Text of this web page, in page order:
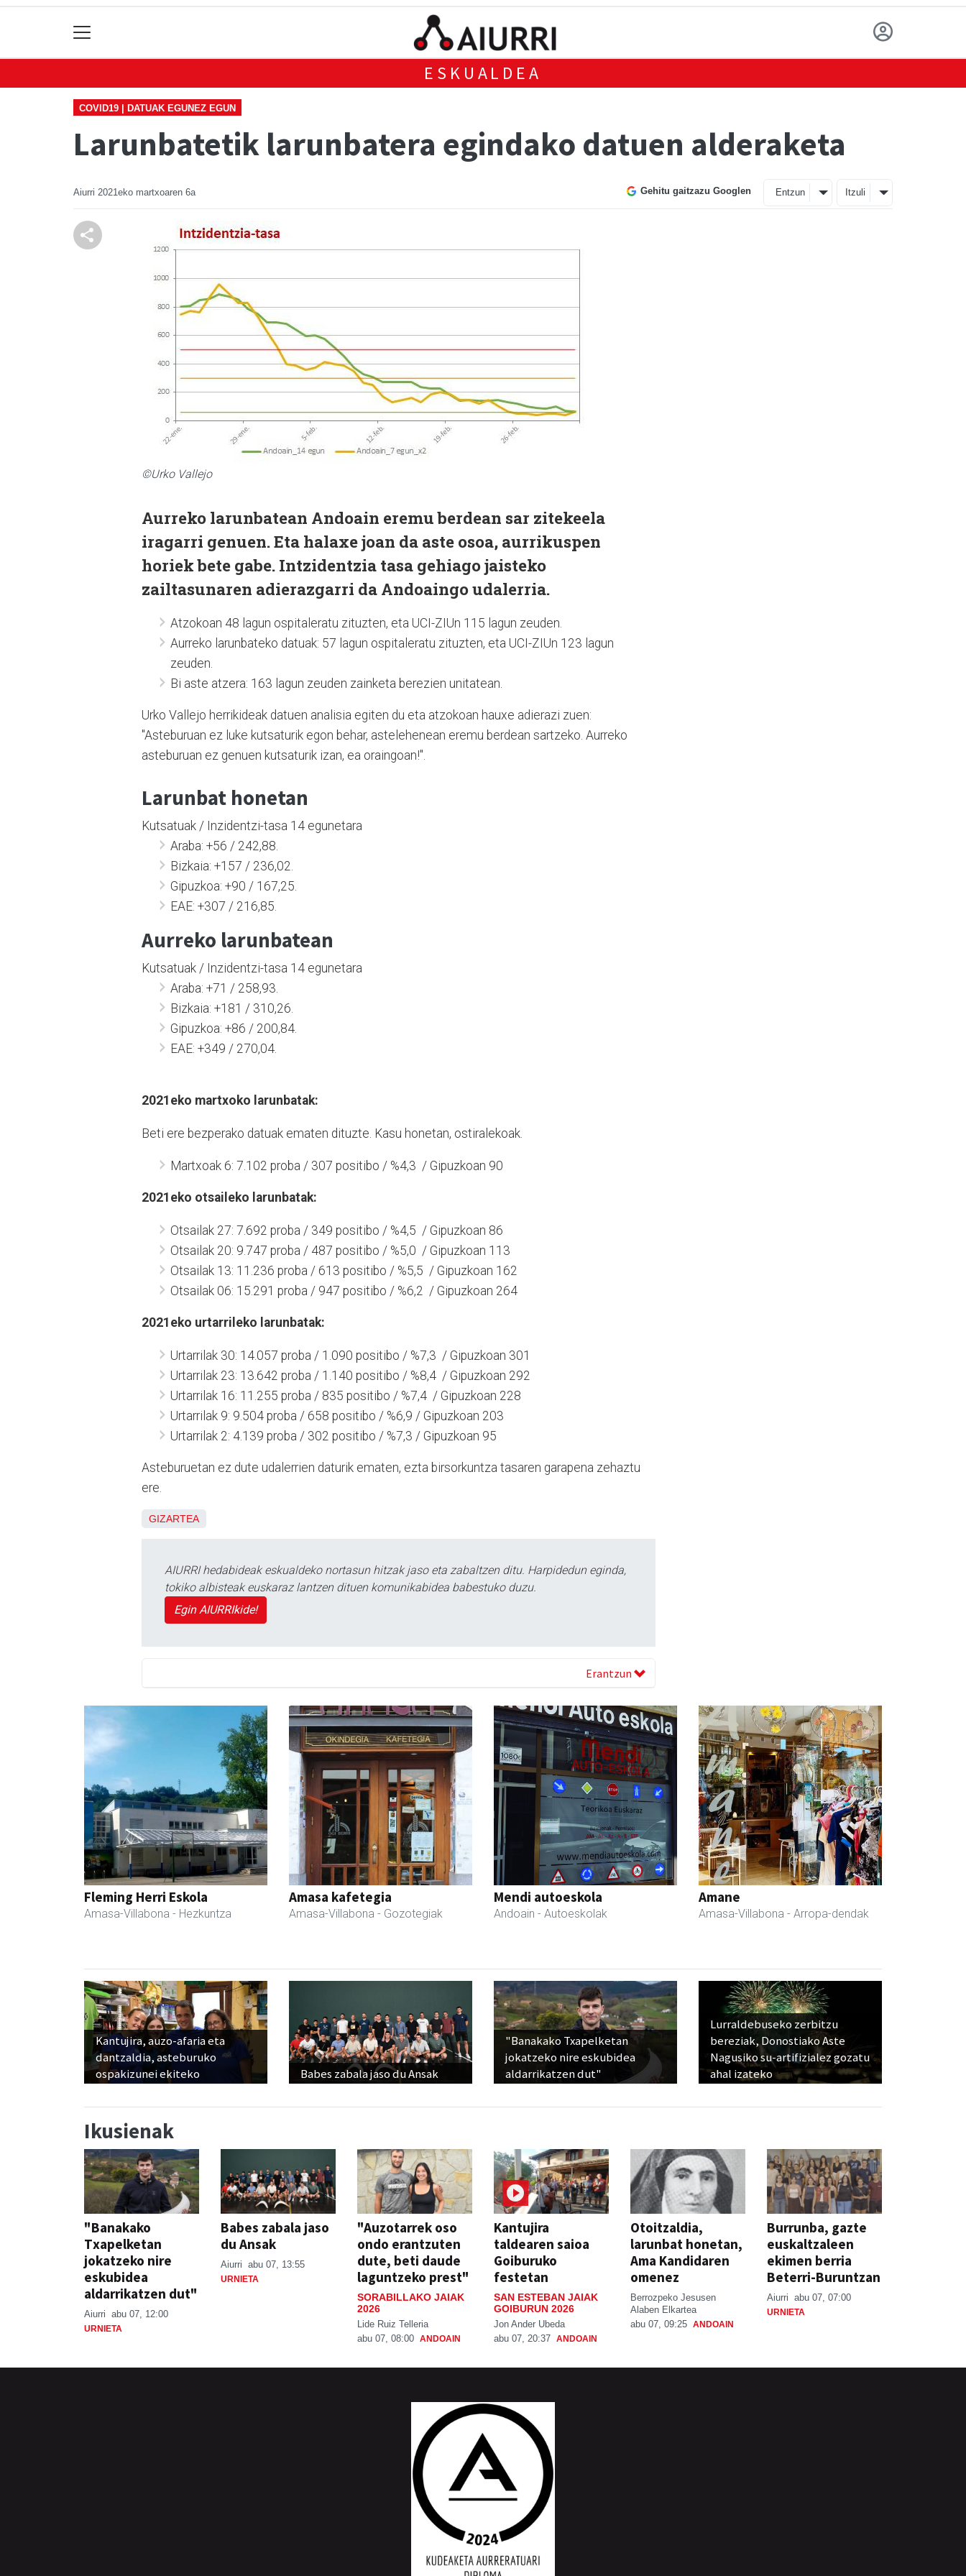
ESKUALDEA
COVID19 | DATUAK EGUNEZ EGUN
Larunbatetik larunbatera egindako datuen alderaketa
Aiurri 2021eko martxoaren 6a Gehitu gaitzazu Googlen Entzun Itzuli
©Urko Vallejo
Aurreko larunbatean Andoain eremu berdean sar zitekeela
iragarri genuen. Eta halaxe joan da aste osoa, aurrikuspen
horiek bete gabe. Intzidentzia tasa gehiago jaisteko
zailtasunaren adierazgarri da Andoaingo udalerria.
Atzokoan 48 lagun ospitaleratu zituzten, eta UCI-ZIUn 115 lagun zeuden.
Aurreko larunbateko datuak: 57 lagun ospitaleratu zituzten, eta UCI-ZIUn 123 lagun
zeuden.
Bi aste atzera: 163 lagun zeuden zainketa berezien unitatean.
Urko Vallejo herrikideak datuen analisia egiten du eta atzokoan hauxe adierazi zuen:
"Asteburuan ez luke kutsaturik egon behar, astelehenean eremu berdean sartzeko. Aurreko
asteburuan ez genuen kutsaturik izan, ea oraingoan!".
Larunbat honetan
Kutsatuak / Inzidentzi-tasa 14 egunetara
Araba: +56 / 242,88.
Bizkaia: +157 / 236,02.
Gipuzkoa: +90 / 167,25.
EAE: +307 / 216,85.
Aurreko larunbatean
Kutsatuak / Inzidentzi-tasa 14 egunetara
Araba: +71 / 258,93.
Bizkaia: +181 / 310,26.
Gipuzkoa: +86 / 200,84.
EAE: +349 / 270,04.
2021eko martxoko larunbatak:
Beti ere bezperako datuak ematen dituzte. Kasu honetan, ostiralekoak.
Martxoak 6: 7.102 proba / 307 positibo / %4,3 / Gipuzkoan 90
2021eko otsaileko larunbatak:
Otsailak 27: 7.692 proba / 349 positibo / %4,5 / Gipuzkoan 86
Otsailak 20: 9.747 proba / 487 positibo / %5,0 / Gipuzkoan 113
Otsailak 13: 11.236 proba / 613 positibo / %5,5 / Gipuzkoan 162
Otsailak 06: 15.291 proba / 947 positibo / %6,2 / Gipuzkoan 264
2021eko urtarrileko larunbatak:
Urtarrilak 30: 14.057 proba / 1.090 positibo / %7,3 / Gipuzkoan 301
Urtarrilak 23: 13.642 proba / 1.140 positibo / %8,4 / Gipuzkoan 292
Urtarrilak 16: 11.255 proba / 835 positibo / %7,4 / Gipuzkoan 228
Urtarrilak 9: 9.504 proba / 658 positibo / %6,9 / Gipuzkoan 203
Urtarrilak 2: 4.139 proba / 302 positibo / %7,3 / Gipuzkoan 95
Asteburuetan ez dute udalerrien daturik ematen, ezta birsorkuntza tasaren garapena zehaztu
ere.
GIZARTEA
AIURRI hedabideak eskualdeko nortasun hitzak jaso eta zabaltzen ditu. Harpidedun eginda,
tokiko albisteak euskaraz lantzen dituen komunikabidea babestuko duzu.
Egin AIURRIkide!
Erantzun
Fleming Herri Eskola
Amasa-Villabona - Hezkuntza
Amasa kafetegia
Amasa-Villabona - Gozotegiak
Mendi autoeskola
Andoain - Autoeskolak
Amane
Amasa-Villabona - Arropa-dendak
Kantujira, auzo-afaria eta
dantzaldia, asteburuko
ospakizunei ekiteko
Babes zabala jaso du Ansak
"Banakako Txapelketan
jokatzeko nire eskubidea
aldarrikatzen dut"
Lurraldebuseko zerbitzu
bereziak, Donostiako Aste
Nagusiko su-artifizialez gozatu
ahal izateko
Ikusienak
"Banakako
Txapelketan
jokatzeko nire
eskubidea
aldarrikatzen dut"
Aiurri abu 07, 12:00
URNIETA
Babes zabala jaso
du Ansak
Aiurri abu 07, 13:55
URNIETA
"Auzotarrek oso
ondo erantzuten
dute, beti daude
laguntzeko prest"
SORABILLAKO JAIAK
2026
Lide Ruiz Telleria
abu 07, 08:00 ANDOAIN
Kantujira
taldearen saioa
Goiburuko
festetan
SAN ESTEBAN JAIAK
GOIBURUN 2026
Jon Ander Ubeda
abu 07, 20:37 ANDOAIN
Otoitzaldia,
larunbat honetan,
Ama Kandidaren
omenez
Berrozpeko Jesusen
Alaben Elkartea
abu 07, 09:25 ANDOAIN
Burrunba, gazte
euskaltzaleen
ekimen berria
Beterri-Buruntzan
Aiurri abu 07, 07:00
URNIETA